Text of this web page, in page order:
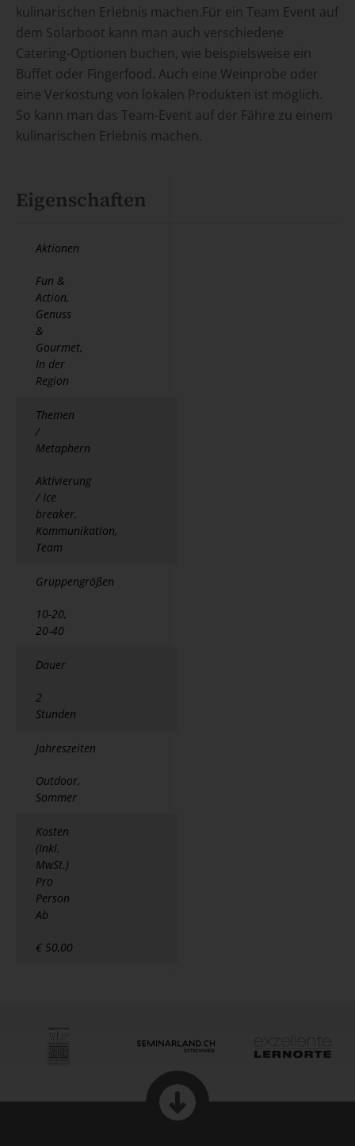
kulinarischen Erlebnis machen.Für ein Team Event auf
dem Solarboot kann man auch verschiedene
Catering-Optionen buchen, wie beispielsweise ein
Buffet oder Fingerfood. Auch eine Weinprobe oder
eine Verkostung von lokalen Produkten ist möglich.
So kann man das Team-Event auf der Fähre zu einem
kulinarischen Erlebnis machen.
Eigenschaften
Aktionen
Fun &
Action,
Genuss
&
Gourmet,
In der
Region
Themen
/
Metaphern
Aktivierung
/ Ice
breaker,
Kommunikation,
Team
Gruppengrößen
10-20,
20-40
Dauer
2
Stunden
Jahreszeiten
Outdoor,
Sommer
Kosten
(Inkl.
MwSt.)
Pro
Person
Ab
€ 50,00